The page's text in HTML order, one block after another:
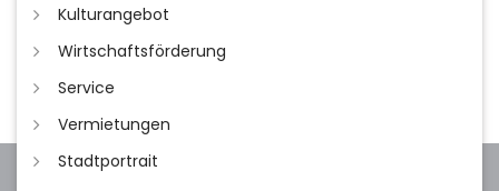
Kulturangebot
Wirtschaftsförderung
Service
Vermietungen
Stadtportrait